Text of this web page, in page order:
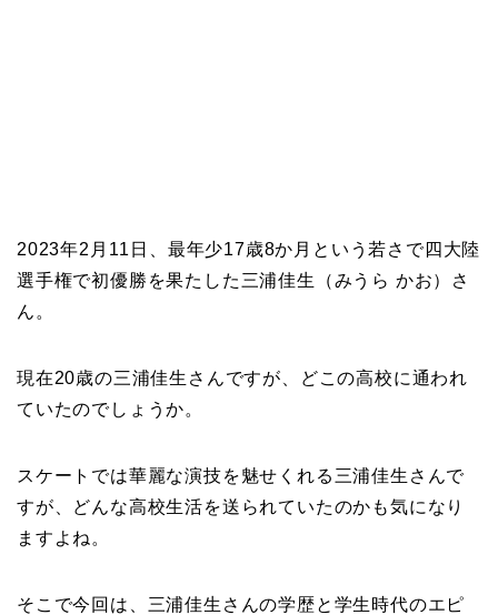
2023年2月11日、最年少17歳8か月という若さで四大陸
選手権で初優勝を果たした三浦佳生（みうら かお）さ
ん。
現在20歳の三浦佳生さんですが、どこの高校に通われ
ていたのでしょうか。
スケートでは華麗な演技を魅せくれる三浦佳生さんで
すが、どんな高校生活を送られていたのかも気になり
ますよね。
そこで今回は、三浦佳生さんの学歴と学生時代のエピ